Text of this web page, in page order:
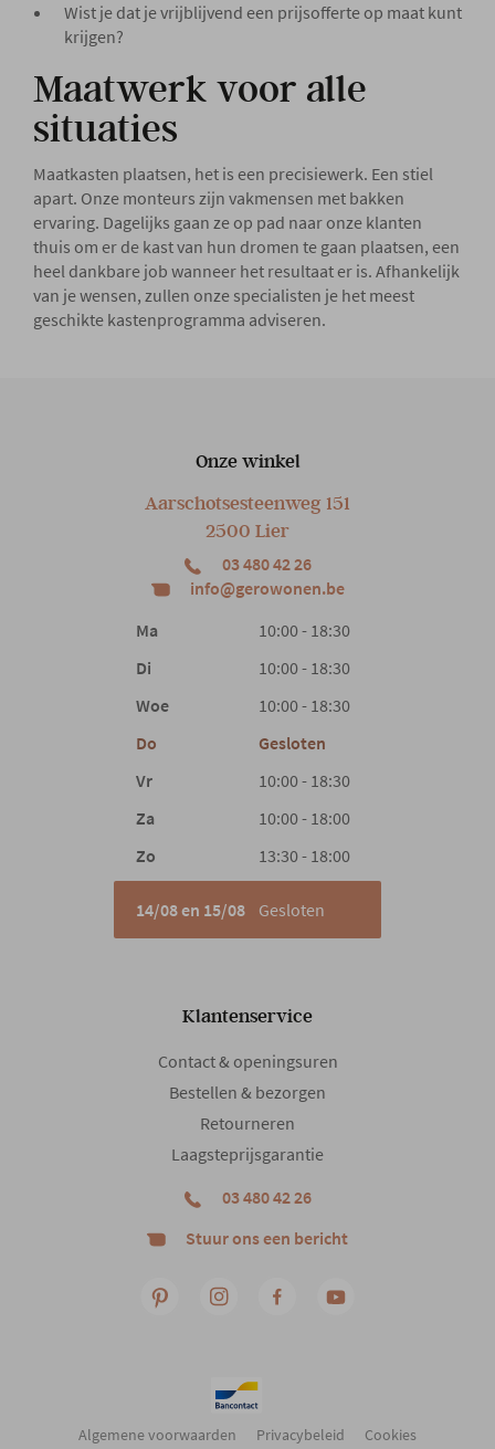
Wist je dat je vrijblijvend een prijsofferte op maat kunt
krijgen?
Maatwerk voor alle
situaties
Maatkasten plaatsen, het is een precisiewerk. Een stiel
apart. Onze monteurs zijn vakmensen met bakken
ervaring. Dagelijks gaan ze op pad naar onze klanten
thuis om er de kast van hun dromen te gaan plaatsen, een
heel dankbare job wanneer het resultaat er is. Afhankelijk
van je wensen, zullen onze specialisten je het meest
geschikte kastenprogramma adviseren.
Onze winkel
Aarschotsesteenweg 151
2500 Lier
03 480 42 26
info@gerowonen.be
Ma
10:00 - 18:30
Di
10:00 - 18:30
Woe
10:00 - 18:30
Do
Gesloten
Vr
10:00 - 18:30
Za
10:00 - 18:00
Zo
13:30 - 18:00
14/08 en 15/08 Gesloten
Klantenservice
Contact & openingsuren
Bestellen & bezorgen
Retourneren
Laagsteprijsgarantie
03 480 42 26
Stuur ons een bericht
Algemene voorwaarden Privacybeleid
Cookies